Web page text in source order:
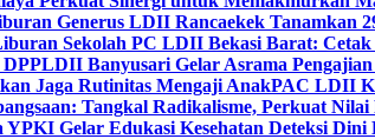
Generus LDII Rancaekek Tanamkan
Sekolah PC LDII Bekasi Barat:
LDII Banyusari Gelar Asrama
Jaga Rutinitas Mengaji AnakPAC LDII
Tangkal Radikalisme, Perkuat Nilai
Gelar Edukasi Kesehatan Deteksi Dini